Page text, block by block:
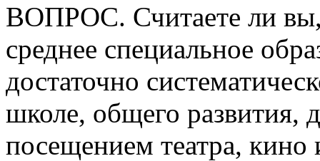
ВОПРОС. Считаете ли
среднее специальное
достаточно
школе, общего развития,
посещением театра, кино